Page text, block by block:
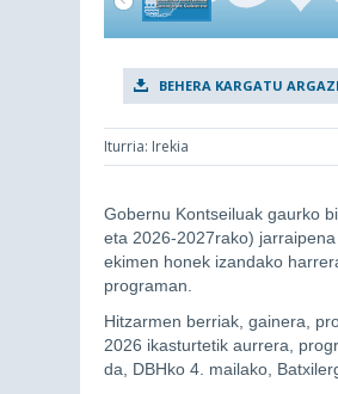
BEHERA KARGATU
Iturria: Irekia
Gobernu Kontseiluak gaurko
eta 2026-2027rako)
ekimen honek izandako
programan.
Hitzarmen berriak, gainera,
2026 ikasturtetik aurrera,
da, DBHko 4. mailako,